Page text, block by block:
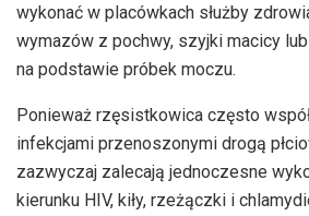
wykonać w placówkach służby
wymazów z pochwy, szyjki macicy
na podstawie próbek moczu.
Ponieważ rzęsistkowica często
infekcjami przenoszonymi drogą
zazwyczaj zalecają jednoczesne
kierunku HIV, kiły, rzeżączki i